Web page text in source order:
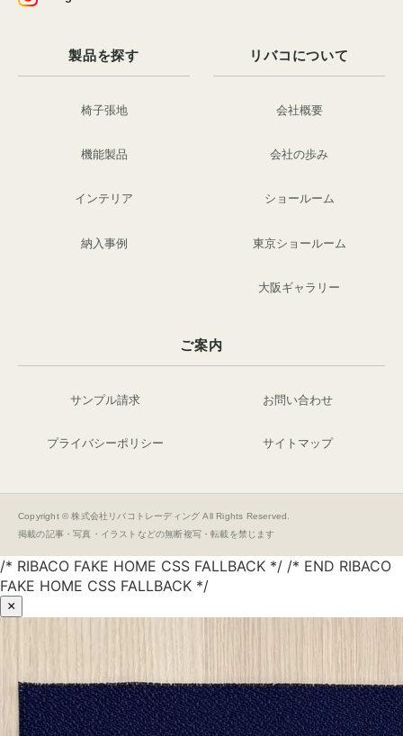
製品を探す
椅子張地
機能製品
インテリア
納入事例
リバコについて
会社概要
会社の歩み
ショールーム
東京ショールーム
大阪ギャラリー
ご案内
サンプル請求 お問い合わせ
プライバシーポリシー サイトマップ
Copyright © 株式会社リバコトレーディング All Rights Reserved.
掲載の記事・写真・イラストなどの無断複写・転載を禁じます
/* RIBACO FAKE HOME CSS FALLBACK */ /* END RIBACO
FAKE HOME CSS FALLBACK */
×